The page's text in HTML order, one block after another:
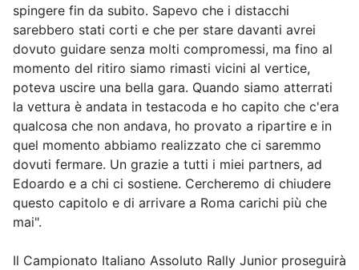
spingere fin da subito. Sapevo che i distacchi
sarebbero stati corti e che per stare davanti avrei
dovuto guidare senza molti compromessi, ma fino al
momento del ritiro siamo rimasti vicini al vertice,
poteva uscire una bella gara. Quando siamo atterrati
la vettura è andata in testacoda e ho capito che c'era
qualcosa che non andava, ho provato a ripartire e in
quel momento abbiamo realizzato che ci saremmo
dovuti fermare. Un grazie a tutti i miei partners, ad
Edoardo e a chi ci sostiene. Cercheremo di chiudere
questo capitolo e di arrivare a Roma carichi più che
mai".
Il Campionato Italiano Assoluto Rally Junior proseguirà